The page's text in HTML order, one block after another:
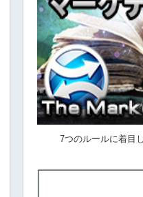
7つのルールに着目